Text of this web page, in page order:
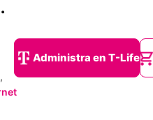
Administra en T-Life